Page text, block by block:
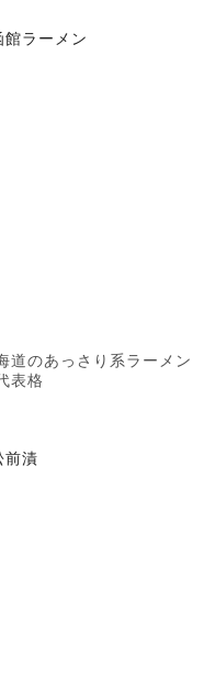
館ラーメン
道のあっさり系ラーメン
表格
前漬